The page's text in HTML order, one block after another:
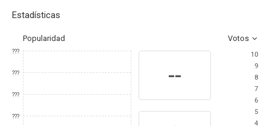
Estadísticas
Popularidad Votos
???
???
???
???
--
10
9
8
7
6
5
4